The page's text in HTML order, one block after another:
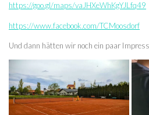
https://goo.gl/maps/vaJHXeWhKgYJLfq49
https://www.facebook.com/TCMoosdorf
Und dann hätten wir noch ein paar